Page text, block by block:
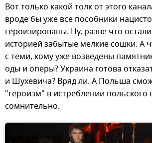
Вот только какой толк от этого
вроде бы уже все пособники
героизированы. Ну, разве что
историей забытые мелкие сошки. А
с теми, кому уже возведены
оды и оперы? Украина готова
и Шухевича? Вряд ли. А Польша
"героизм" в истреблении польского
сомнительно.